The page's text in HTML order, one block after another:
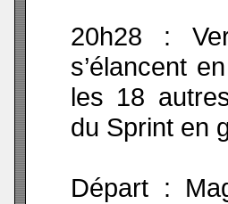
20h28 :
s’élancent
les 18
du Sprint en
Départ :